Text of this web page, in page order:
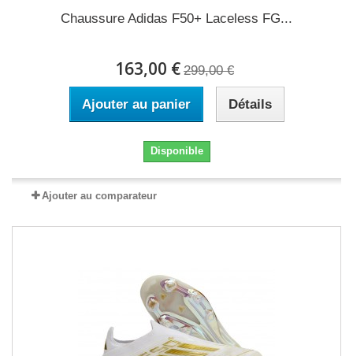
Chaussure Adidas F50+ Laceless FG...
163,00 € 299,00 €
Ajouter au panier Détails
Disponible
Ajouter au comparateur